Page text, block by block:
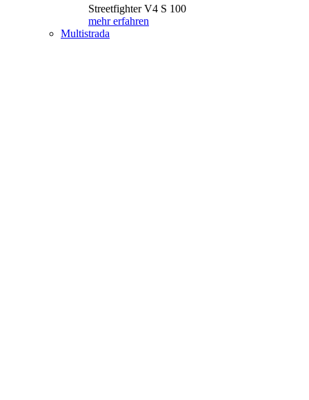
Streetfighter V4 S 100
mehr erfahren
Multistrada